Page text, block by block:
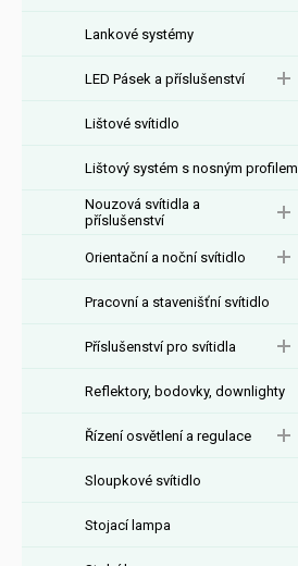
Lankové systémy
LED Pásek a příslušenství
Lištové svítidlo
Lištový systém s nosným profilem
Nouzová svítidla a
příslušenství
Orientační a noční svítidlo
Pracovní a stavenišťní svítidlo
Příslušenství pro svítidla
Reflektory, bodovky, downlighty
Řízení osvětlení a regulace
Sloupkové svítidlo
Stojací lampa